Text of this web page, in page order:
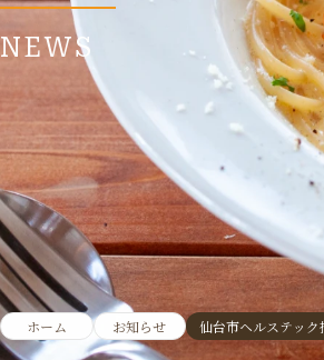
NEWS
ホーム お知らせ 仙台市ヘルステッ